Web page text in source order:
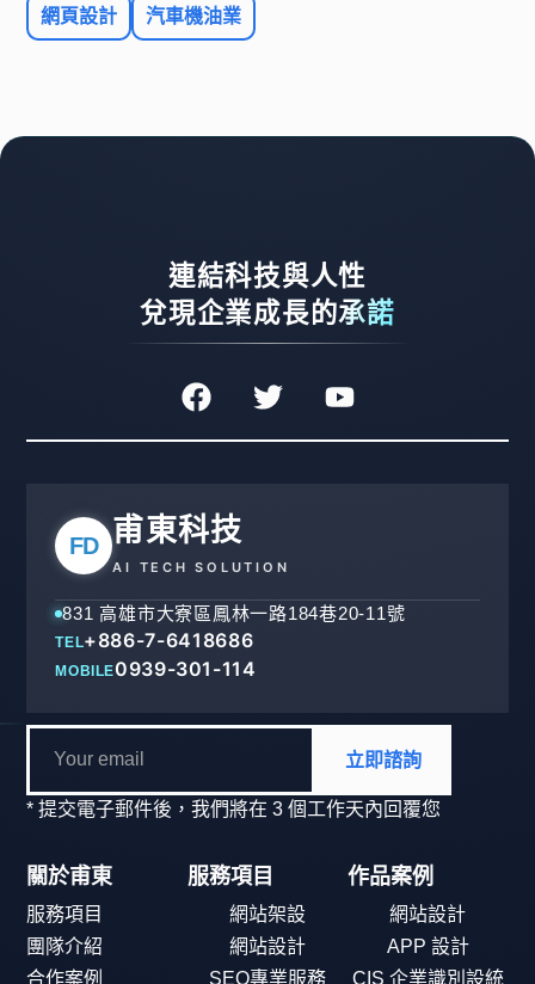
網頁設計 汽車機油業
連結科技與人性
兌現企業成長的承諾
FD 甫東科技
AI TECH SOLUTION
831 高雄市大寮區鳳林一路184巷20-11號
TEL+886-7-6418686
MOBILE0939-301-114
立即諮詢
* 提交電子郵件後，我們將在 3 個工作天內回覆您
關於甫東
服務項目
團隊介紹
合作案例
服務項目
網站架設
網站設計
SEO專業服務
作品案例
網站設計
APP 設計
CIS 企業識別設統